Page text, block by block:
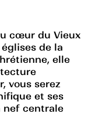
cœur du Vieux
de la
elle
vous serez
et ses
nef centrale